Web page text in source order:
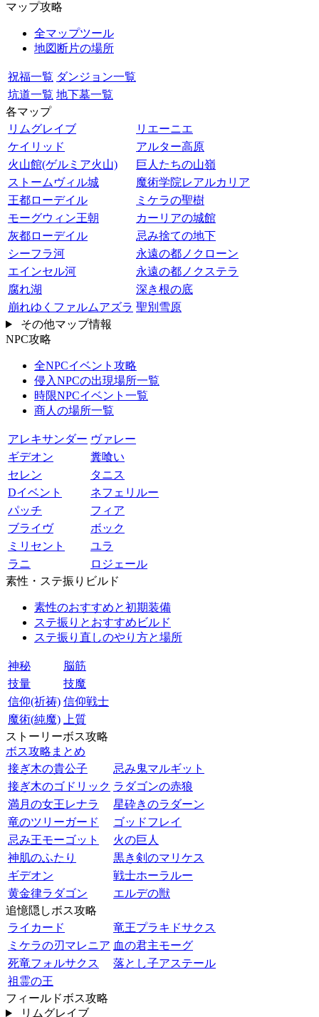
マップ攻略
全マップツール
地図断片の場所
祝福一覧 ダンジョン一覧
坑道一覧 地下墓一覧
各マップ
リムグレイブ
リエーニエ
ケイリッド
アルター高原
火山館(ゲルミア火山)
巨人たちの山嶺
ストームヴィル城
魔術学院レアルカリア
王都ローデイル
ミケラの聖樹
モーグウィン王朝
カーリアの城館
灰都ローデイル
忌み捨ての地下
シーフラ河
永遠の都ノクローン
エインセル河
永遠の都ノクステラ
腐れ湖
深き根の底
崩れゆくファルムアズラ 聖別雪原
その他マップ情報
NPC攻略
全NPCイベント攻略
侵入NPCの出現場所一覧
時限NPCイベント一覧
商人の場所一覧
アレキサンダー ヴァレー
ギデオン
糞喰い
セレン
タニス
Dイベント
ネフェリルー
パッチ
フィア
ブライヴ
ボック
ミリセント
ユラ
ラニ
ロジェール
素性・ステ振りビルド
素性のおすすめと初期装備
ステ振りとおすすめビルド
ステ振り直しのやり方と場所
神秘
脳筋
技量
技魔
信仰(祈祷) 信仰戦士
魔術(純魔)
上質
ストーリーボス攻略
ボス攻略まとめ
接ぎ木の貴公子
忌み鬼マルギット
接ぎ木のゴドリック ラダゴンの赤狼
満月の女王レナラ
星砕きのラダーン
竜のツリーガード
ゴッドフレイ
忌み王モーゴット
火の巨人
神肌のふたり
黒き剣のマリケス
ギデオン
戦士ホーラルー
黄金律ラダゴン
エルデの獣
追憶隠しボス攻略
ライカード
竜王プラキドサクス
ミケラの刃マレニア 血の君主モーグ
死竜フォルサクス
落とし子アステール
祖霊の王
フィールドボス攻略
リムグレイブ